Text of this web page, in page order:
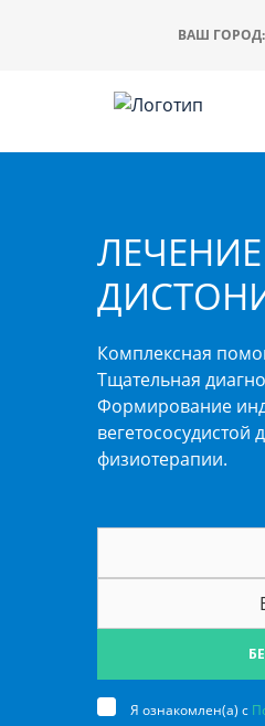
ВАШ ГОРОД:
Комплексная
Тщательная
Формирование
физиотерапии.
Я ознакомлен(а) с